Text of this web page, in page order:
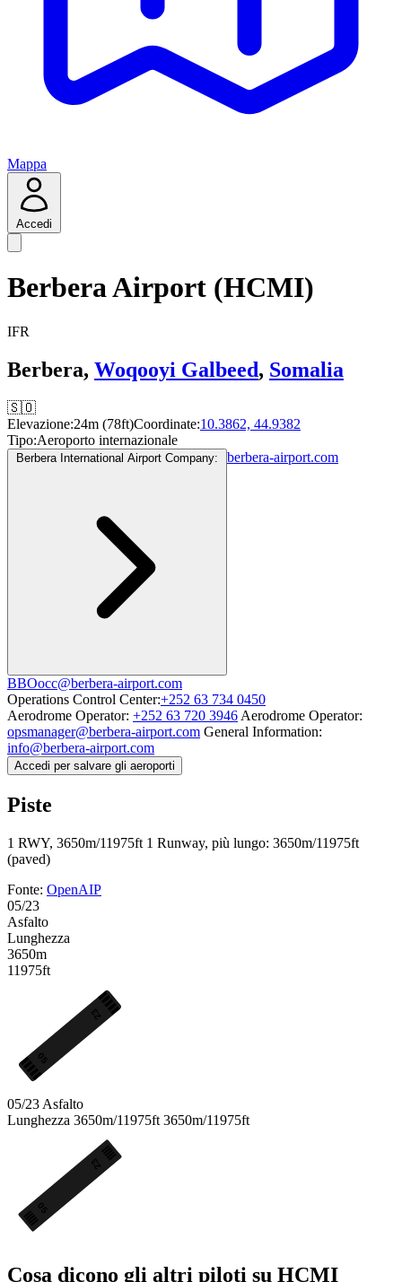
Mappa
Accedi
Berbera Airport (HCMI)
IFR
Berbera, Woqooyi Galbeed, Somalia
🇸🇴
Elevazione:24m (78ft)Coordinate:10.3862, 44.9382
Tipo:Aeroporto internazionale
Berbera International Airport Company: berbera-airport.com
BBOocc@berbera-airport.com
Operations Control Center:+252 63 734 0450
Aerodrome Operator: +252 63 720 3946 Aerodrome Operator:
opsmanager@berbera-airport.com General Information:
info@berbera-airport.com
Accedi per salvare gli aeroporti
Piste
1 RWY, 3650m/11975ft 1 Runway, più lungo: 3650m/11975ft
(paved)
Fonte: OpenAIP
05/23
Asfalto
Lunghezza
3650m
11975ft
23
05
05/23 Asfalto
Lunghezza 3650m/11975ft 3650m/11975ft
23
05
Cosa dicono gli altri piloti su HCMI